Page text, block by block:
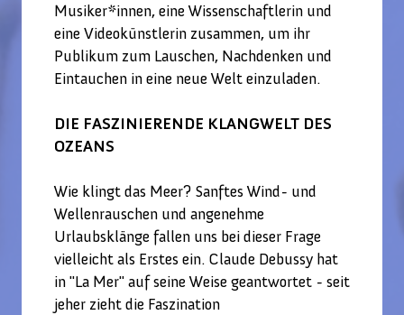
Musiker*innen, eine Wissenschaftlerin und
eine Videokünstlerin zusammen, um ihr
Publikum zum Lauschen, Nachdenken und
Eintauchen in eine neue Welt einzuladen.
DIE FASZINIERENDE KLANGWELT DES
OZEANS
Wie klingt das Meer? Sanftes Wind- und
Wellenrauschen und angenehme
Urlaubsklänge fallen uns bei dieser Frage
vielleicht als Erstes ein. Claude Debussy hat
in "La Mer" auf seine Weise geantwortet - seit
jeher zieht die Faszination